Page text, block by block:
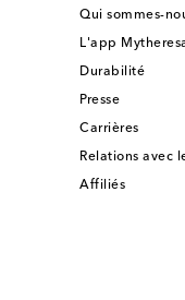
Qui sommes-
L'app
Durabilité
Presse
Carrières
Relations avec
Affiliés